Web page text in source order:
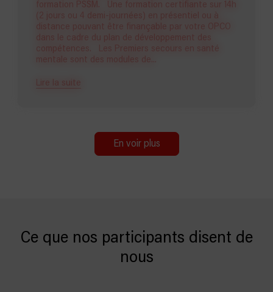
distance pouvant être finançable par votre OPCO
compétences. Les Premiers secours en santé
mentale sont des modules de...
Lire la suite
En voir plus
Ce que nos participants disent de
nous